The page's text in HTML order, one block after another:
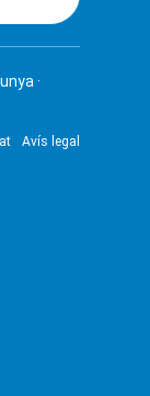
·
Avís legal